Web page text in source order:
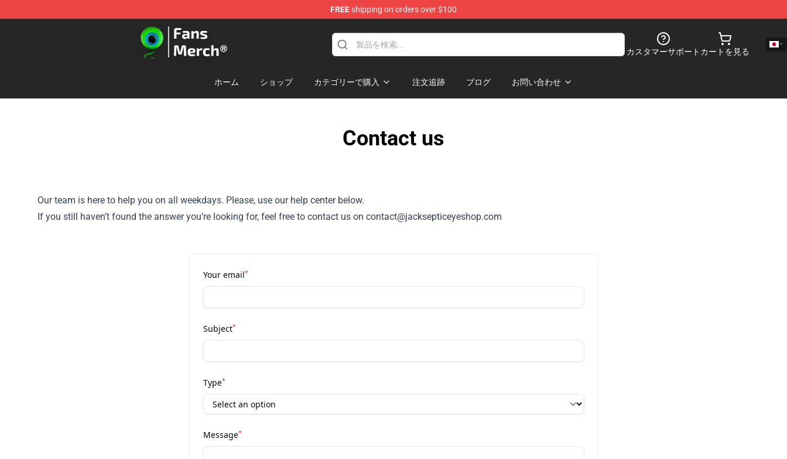
FREEshipping on orders over $100
Jacksepticeye Store - Official Jacksepticeye Merchandise Shop
カスタマーサポート カートを見る
ホーム ショップ カテゴリーで購入 注文追跡 ブログ お問い合わせ
Contact us
Our team is here to help you on all weekdays. Please, use our help center below.
If you still haven’t found the answer you’re looking for, feel free to contact us on contact@jacksepticeyeshop.com